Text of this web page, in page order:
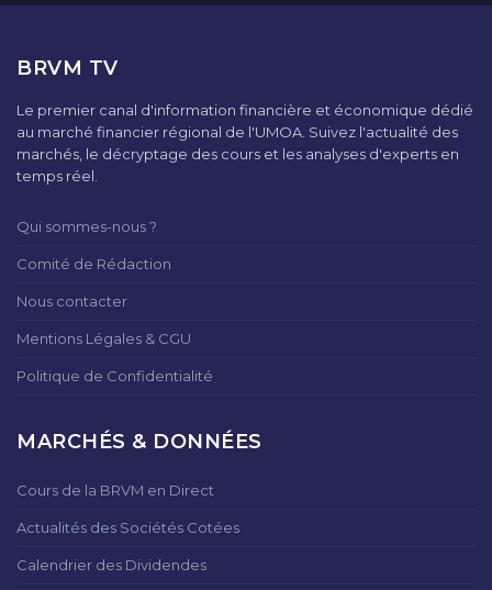
BRVM TV
Le premier canal d'information financière et économique dédié
au marché financier régional de l'UMOA. Suivez l'actualité des
marchés, le décryptage des cours et les analyses d'experts en
temps réel.
Qui sommes-nous ?
Comité de Rédaction
Nous contacter
Mentions Légales & CGU
Politique de Confidentialité
MARCHÉS & DONNÉES
Cours de la BRVM en Direct
Actualités des Sociétés Cotées
Calendrier des Dividendes